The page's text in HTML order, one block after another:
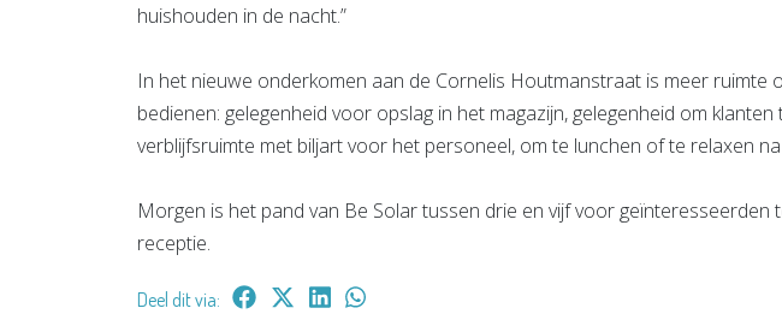
huishouden in de nacht.”
In het nieuwe onderkomen aan de Cornelis Houtmanstraat is meer ruimte
bedienen: gelegenheid voor opslag in het magazijn, gelegenheid om
verblijfsruimte met biljart voor het personeel, om te lunchen of te relaxen
Morgen is het pand van Be Solar tussen drie en vijf voor geïnteresseerden
receptie.
Deel dit via: